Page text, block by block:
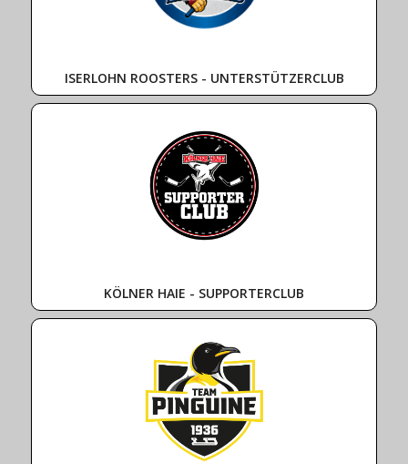
ISERLOHN ROOSTERS - UNTERSTÜTZERCLUB
KÖLNER HAIE - SUPPORTERCLUB